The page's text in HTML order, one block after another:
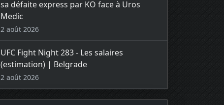
sa défaite express par KO face à Uros
Medic
2 août 2026
UFC Fight Night 283 - Les salaires
(estimation) | Belgrade
2 août 2026